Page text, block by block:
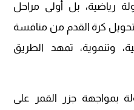
رياضية، بل أولى مراحل
كرة القدم من منافسة
وتنموية، تمهد الطريق
بمواجهة جزر القمر على